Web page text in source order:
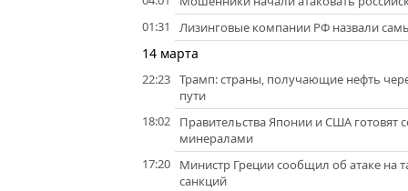
01:31
Лизинговые компании РФ назвали
14 марта
22:23 Трамп: страны, получающие нефть
пути
18:02
Правительства Японии и США готовят
минералами
17:20
Министр Греции сообщил об атаке на
санкций